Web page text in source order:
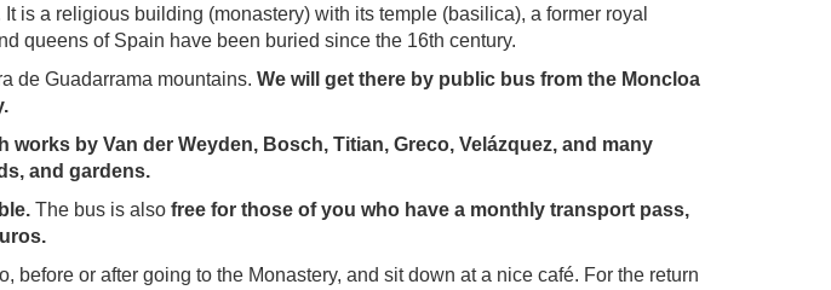
is a religious building (monastery) with its temple (basilica), a former royal
queens of Spain have been buried since the 16th century.
de Guadarrama mountains. We will get there by public bus from the Moncloa
works by Van der Weyden, Bosch, Titian, Greco, Velázquez, and many
and gardens.
The bus is also free for those of you who have a monthly transport pass,
or after going to the Monastery, and sit down at a nice café. For the return